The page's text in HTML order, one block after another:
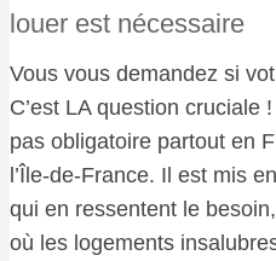
louer est nécessaire
Vous vous demandez si
C’est LA question cruciale
pas obligatoire partout en
l’Île-de-France. Il est mis
qui en ressentent le
où les logements